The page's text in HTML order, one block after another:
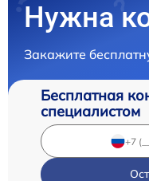
Нужна
Закажите
Бесплатная
специалистом